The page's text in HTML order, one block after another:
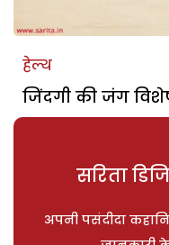
हेल्थ
जिंदगी की जंग
सरिता
अपनी पसंदीदा